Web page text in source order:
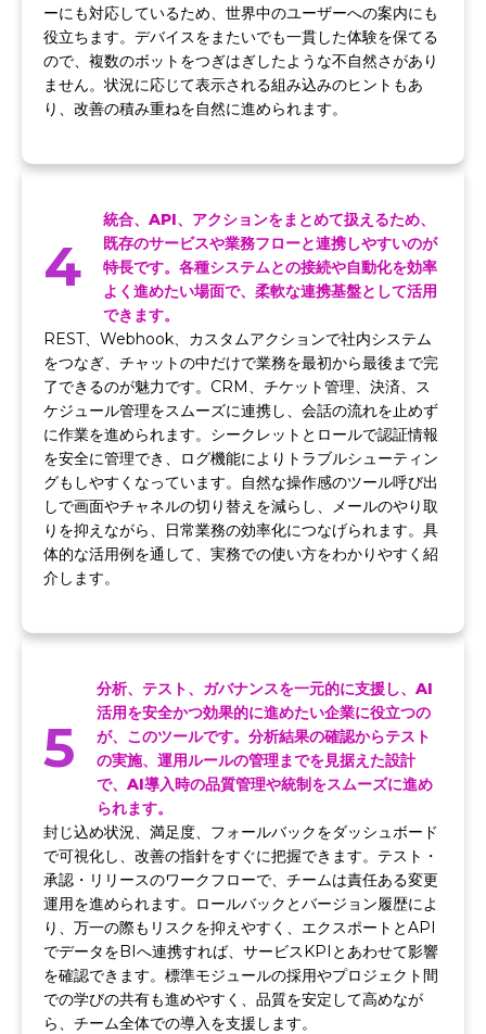
ーにも対応しているため、世界中のユーザーへの案内にも
役立ちます。デバイスをまたいでも一貫した体験を保てる
ので、複数のボットをつぎはぎしたような不自然さがあり
ません。状況に応じて表示される組み込みのヒントもあ
り、改善の積み重ねを自然に進められます。
4
統合、API、アクションをまとめて扱えるため、
既存のサービスや業務フローと連携しやすいのが
特長です。各種システムとの接続や自動化を効率
よく進めたい場面で、柔軟な連携基盤として活用
できます。
REST、Webhook、カスタムアクションで社内システム
をつなぎ、チャットの中だけで業務を最初から最後まで完
了できるのが魅力です。CRM、チケット管理、決済、ス
ケジュール管理をスムーズに連携し、会話の流れを止めず
に作業を進められます。シークレットとロールで認証情報
を安全に管理でき、ログ機能によりトラブルシューティン
グもしやすくなっています。自然な操作感のツール呼び出
しで画面やチャネルの切り替えを減らし、メールのやり取
りを抑えながら、日常業務の効率化につなげられます。具
体的な活用例を通して、実務での使い方をわかりやすく紹
介します。
5
分析、テスト、ガバナンスを一元的に支援し、AI
活用を安全かつ効果的に進めたい企業に役立つの
が、このツールです。分析結果の確認からテスト
の実施、運用ルールの管理までを見据えた設計
で、AI導入時の品質管理や統制をスムーズに進め
られます。
封じ込め状況、満足度、フォールバックをダッシュボード
で可視化し、改善の指針をすぐに把握できます。テスト・
承認・リリースのワークフローで、チームは責任ある変更
運用を進められます。ロールバックとバージョン履歴によ
り、万一の際もリスクを抑えやすく、エクスポートとAPI
でデータをBIへ連携すれば、サービスKPIとあわせて影響
を確認できます。標準モジュールの採用やプロジェクト間
での学びの共有も進めやすく、品質を安定して高めなが
ら、チーム全体での導入を支援します。